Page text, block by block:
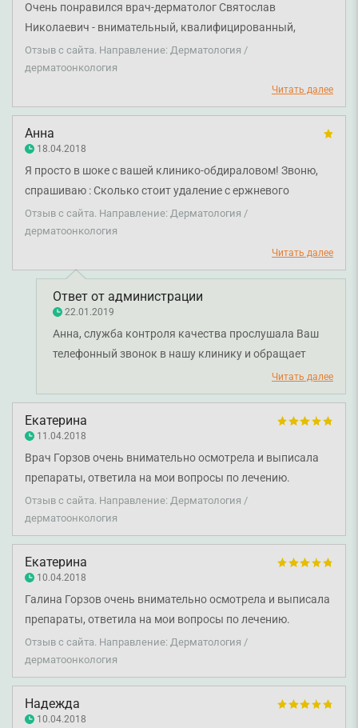
Очень понравился врач-дерматолог Святослав
Николаевич - внимательный, квалифицированный,
приятный.
Отзыв с сайта. Направление: Дерматология /
дерматоонкология
Читать далее
Анна
18.04.2018
Я просто в шоке с вашей клинико-обдираловом! Звоню,
спрашиваю : Сколько стоит удаление с ержневого
мозоли? Ответ: 200грн. Но знаете кто ж надо записаться
на консультацию к врачу и за консультацию отвалите
200-300грн, мол вам врач посоветует каким способом
удалить. Спрашиваю : Какие методы есть. Ответ: Не знаю.
Вы блин в своём уме??? Какого хрена человек должен
платить за консультацию если знает чего туда идёт, а
даже способы удаления знает и хочет определённый!!!!! А
Администрация говорил мол ну тогда до видано... Бгг вы
больные там все? Я обязательно понаписяваю везде про
клиники!
Отзыв с сайта. Направление: Дерматология /
дерматоонкология
Читать далее
Ответ от администрации
22.01.2019
Анна, служба контроля качества прослушала Ваш
телефонный звонок в нашу клинику и обращает
проинформировала Вас о стоимости процедуры
удаления стержневой мозоли, а также о том, что
перед удалением врач проводит осмотр с целью
установления точного диагноза и рекомендует
оптимальный метод удаления. Именно такой подход
рациональный и правильный в медицине, поскольку
в телефонном режиме мы не знаем и не можем
знать, какая именно проблема имеет место.
клиники не предоставляют, это компетенция
исключительно врачей. Во время разговора с Вами
считали нужным дослушать объяснения
Читать далее
Екатерина
11.04.2018
Врач Горзов очень внимательно осмотрела и выписала
препараты, ответила на мои вопросы по лечению.
Отзыв с сайта. Направление: Дерматология /
дерматоонкология
Екатерина
10.04.2018
Галина Горзов очень внимательно осмотрела и выписала
препараты, ответила на мои вопросы по лечению.
Отзыв с сайта. Направление: Дерматология /
дерматоонкология
Надежда
10.04.2018